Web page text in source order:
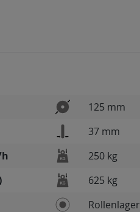
125 mm
37 mm
250 kg
625 kg
Rollenlager